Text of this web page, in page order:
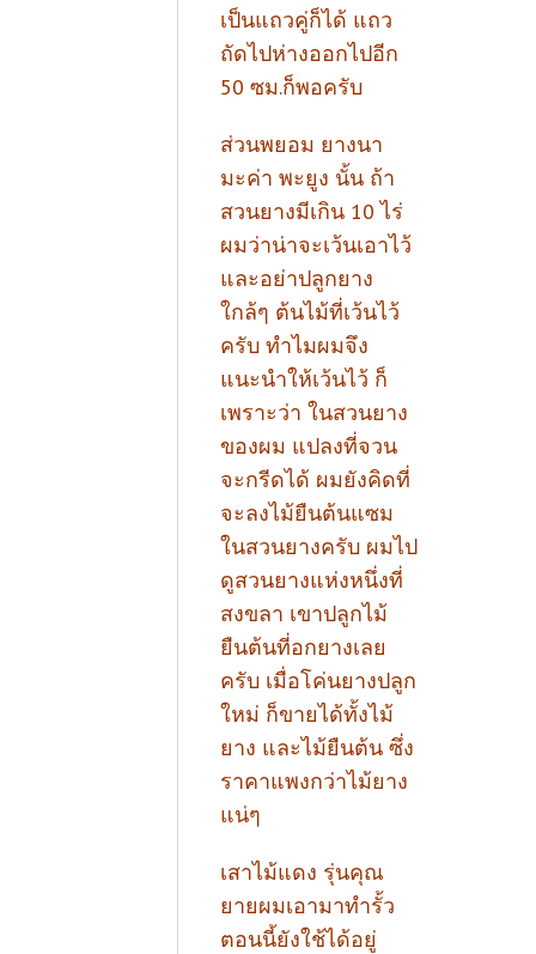
เป็นแถวคู่ก็ได้ แถว
ถัดไปห่างออกไปอีก
50 ซม.ก็พอครับ
ส่วนพยอม ยางนา
มะค่า พะยูง นั้น ถ้า
สวนยางมีเกิน 10 ไร่
ผมว่าน่าจะเว้นเอาไว้
และอย่าปลูกยาง
ใกล้ๆ ต้นไม้ที่เว้นไว้
ครับ ทำไมผมจึง
แนะนำให้เว้นไว้ ก็
เพราะว่า ในสวนยาง
ของผม แปลงที่จวน
จะกรีดได้ ผมยังคิดที่
จะลงไม้ยืนต้นแซม
ในสวนยางครับ ผมไป
ดูสวนยางแห่งหนึ่งที่
สงขลา เขาปลูกไม้
ยืนต้นที่อกยางเลย
ครับ เมื่อโค่นยางปลูก
ใหม่ ก็ขายได้ทั้งไม้
ยาง และไม้ยืนต้น ซึ่ง
ราคาแพงกว่าไม้ยาง
แน่ๆ
เสาไม้แดง รุ่นคุณ
ยายผมเอามาทำรั้ว
ตอนนี้ยังใช้ได้อยู่